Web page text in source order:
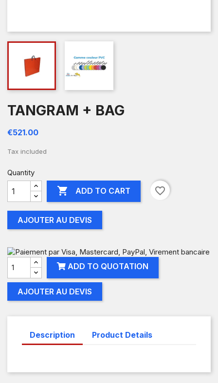
TANGRAM + BAG
€521.00
Tax included
Quantity
 ADD TO CART favorite_border
AJOUTER AU DEVIS
ADD TO QUOTATION
AJOUTER AU DEVIS
Description Product Details